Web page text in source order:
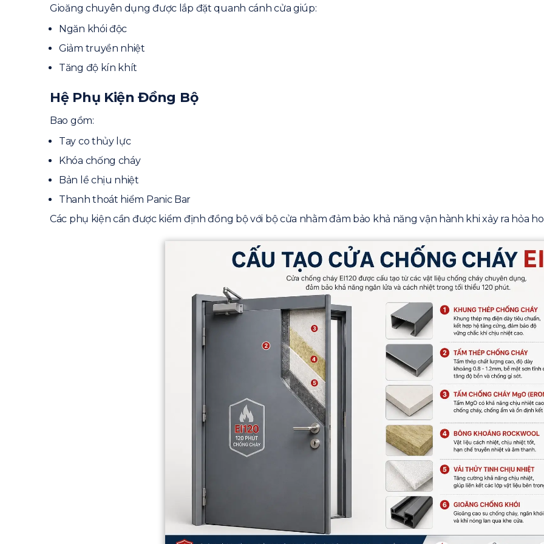
Gioăng chuyên dụng được lắp đặt quanh cánh cửa giúp:
Ngăn khói độc
Giảm truyền nhiệt
Tăng độ kín khít
Hệ Phụ Kiện Đồng Bộ
Bao gồm:
Tay co thủy lực
Khóa chống cháy
Bản lề chịu nhiệt
Thanh thoát hiểm Panic Bar
Các phụ kiện cần được kiểm định đồng bộ với bộ cửa nhằm đảm bảo khả năng vận hành khi xảy ra hỏa